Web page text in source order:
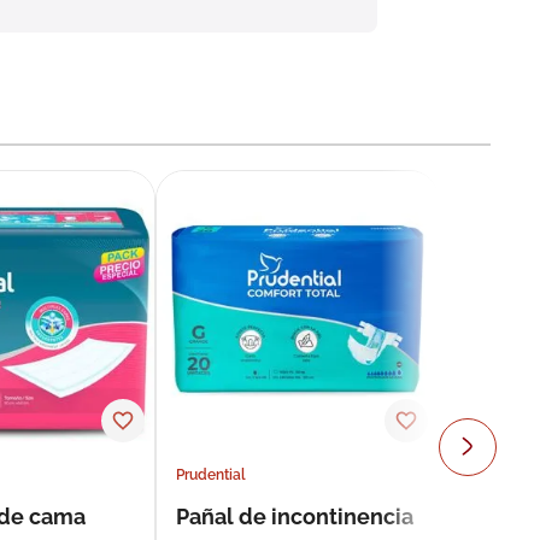
cama
Prudential
Pañal de incontinencia